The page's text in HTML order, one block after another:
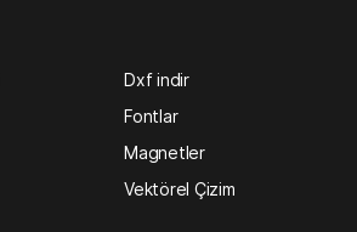
Dxf indir
Fontlar
Magnetler
Vektörel Çizim